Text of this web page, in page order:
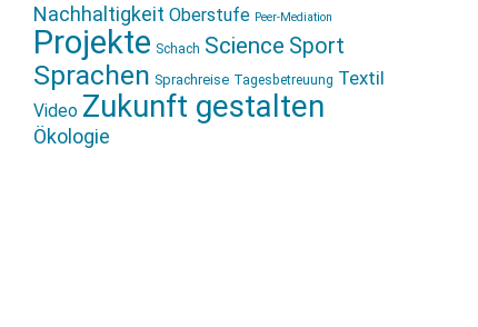
Nachhaltigkeit Oberstufe Peer-Mediation
Projekte Schach Science Sport
Sprachen Sprachreise Tagesbetreuung Textil
Video Zukunft gestalten
Ökologie